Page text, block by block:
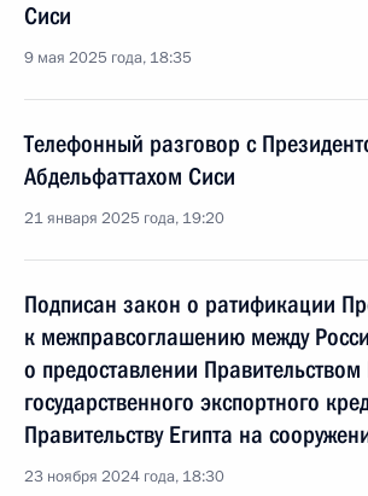
Сиси
9 мая 2025 года, 18:35
Телефонный разговор с
Абдельфаттахом Сиси
21 января 2025 года, 19:20
Подписан закон о ратификации
к межправсоглашению между
о предоставлении Правительством
государственного экспортного
Правительству Египта на
23 ноября 2024 года, 18:30